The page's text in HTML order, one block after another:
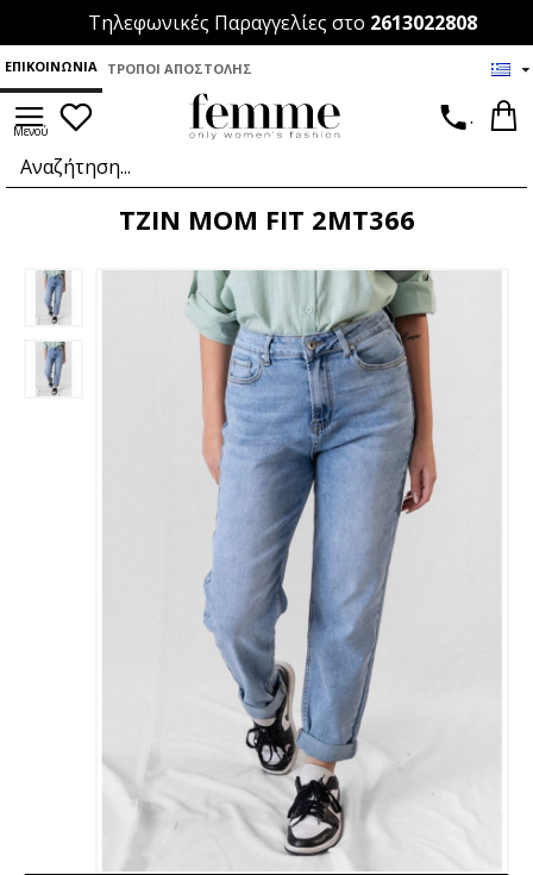
Τηλεφωνικές Παραγγελίες στο 2613022808
ΕΠΙΚΟΙΝΩΝΊΑ ΤΡΌΠΟΙ ΑΠΟΣΤΟΛΉΣ
.
ΤΖΙΝ MOM FIT 2MT366